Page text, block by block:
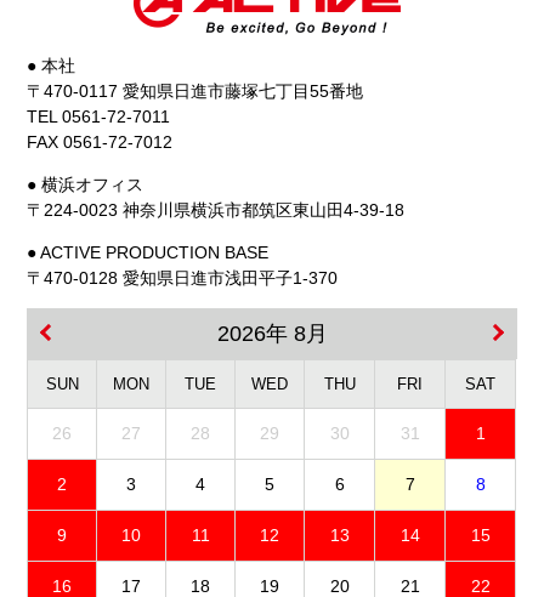
● 本社
〒470-0117 愛知県日進市藤塚七丁目55番地
TEL 0561-72-7011
FAX 0561-72-7012
● 横浜オフィス
〒224-0023 神奈川県横浜市都筑区東山田4-39-18
● ACTIVE PRODUCTION BASE
〒470-0128 愛知県日進市浅田平子1-370
2026年 8月
SUN MON TUE WED THU FRI SAT
26 27 28 29 30 31 1
2 3 4 5 6 7 8
9 10 11 12 13 14 15
16 17 18 19 20 21 22